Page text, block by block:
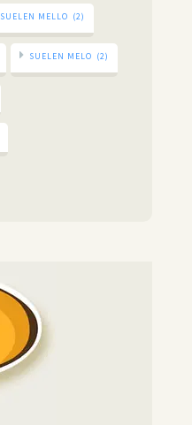
SUELEN MELLO (2)
SUELEN MELO (2)